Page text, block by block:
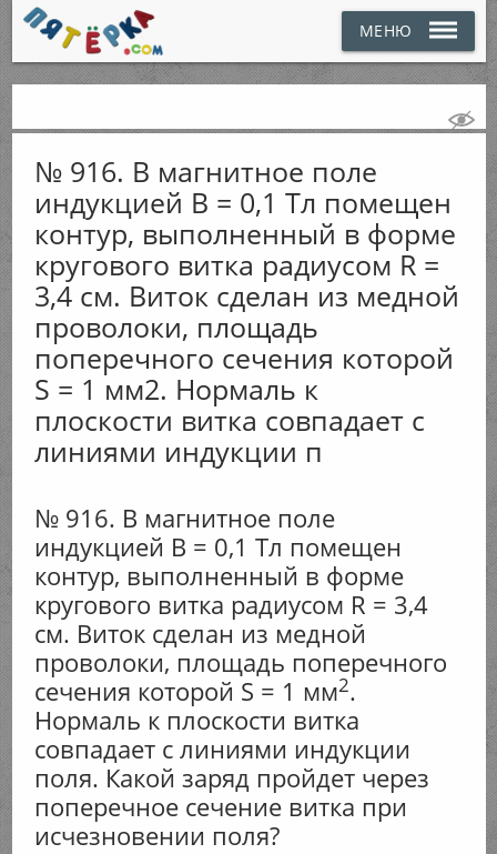
МЕНЮ
№ 916. В магнитное поле
индукцией В = 0,1 Тл помещен
контур, выполненный в форме
кругового витка радиусом R =
3,4 см. Виток сделан из медной
проволоки, площадь
поперечного сечения которой
S = 1 мм2. Нормаль к
плоскости витка совпадает с
линиями индукции п
№ 916. В магнитное поле
индукцией В = 0,1 Тл помещен
контур, выполненный в форме
кругового витка радиусом R = 3,4
см. Виток сделан из медной
проволоки, площадь поперечного
сечения которой S = 1 мм2.
Нормаль к плоскости витка
совпадает с линиями индукции
поля. Какой заряд пройдет через
поперечное сечение витка при
исчезновении поля?